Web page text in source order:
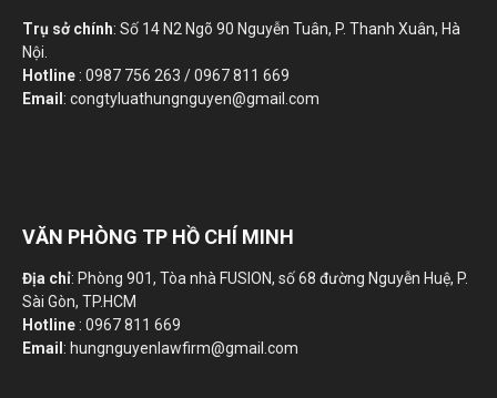
Trụ sở chính: Số 14 N2 Ngõ 90 Nguyễn Tuân, P. Thanh Xuân, Hà
Nội.
Hotline : 0987 756 263 / 0967 811 669
Email : congtyluathungnguyen@gmail.com
VĂN PHÒNG TP HỒ CHÍ MINH
Địa chỉ: Phòng 901, Tòa nhà FUSION, số 68 đường Nguyễn Huệ, P.
Sài Gòn, TP.HCM
Hotline : 0967 811 669
Email : hungnguyenlawfirm@gmail.com